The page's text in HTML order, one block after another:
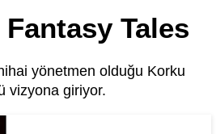
Tales
yönetmen olduğu Korku
vizyona giriyor.